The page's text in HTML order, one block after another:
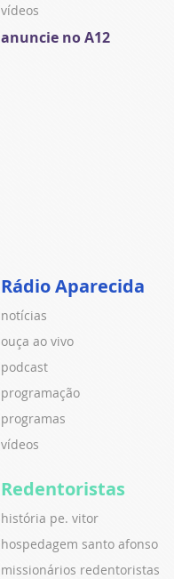
vídeos
anuncie no A12
Rádio Aparecida
notícias
ouça ao vivo
podcast
programação
programas
vídeos
Redentoristas
história pe. vitor
hospedagem santo afonso
missionários redentoristas